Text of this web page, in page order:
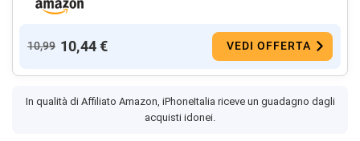
10,99 10,44 € VEDI OFFERTA
In qualità di Affiliato Amazon, iPhoneItalia riceve un guadagno dagli
acquisti idonei.